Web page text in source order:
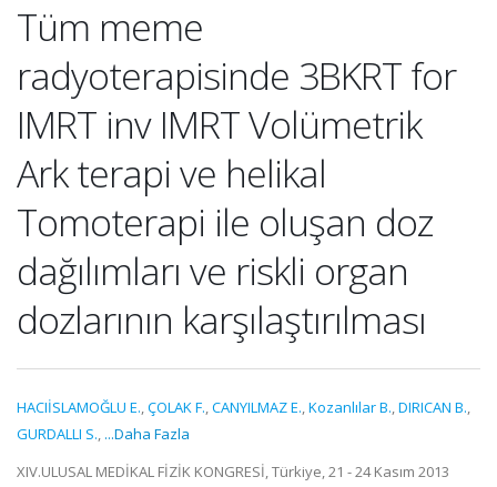
Tüm meme
radyoterapisinde 3BKRT for
IMRT inv IMRT Volümetrik
Ark terapi ve helikal
Tomoterapi ile oluşan doz
dağılımları ve riskli organ
dozlarının karşılaştırılması
HACIİSLAMOĞLU E.,ÇOLAK F.,CANYILMAZ E.,Kozanlılar B.,DIRICAN B.,
GURDALLI S., ...Daha Fazla
XIV.ULUSAL MEDİKAL FİZİK KONGRESİ, Türkiye, 21 - 24 Kasım 2013